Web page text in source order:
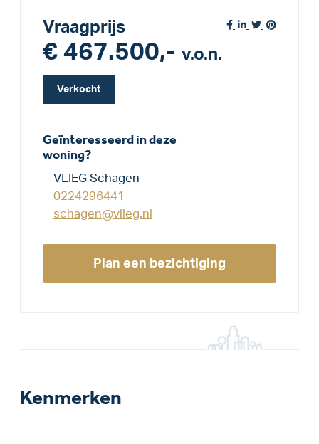
Vraagprijs
€ 467.500,- v.o.n.
Verkocht
Geïnteresseerd in deze
woning?
VLIEG Schagen
0224296441
schagen@vlieg.nl
Plan een bezichtiging
Kenmerken